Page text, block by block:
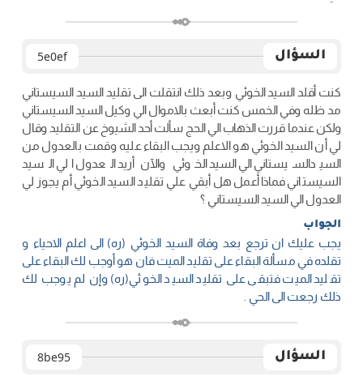
السؤال 5e0ef
كنت أقلد السيد الخوئي وبعد ذلك انتقلت الى تقليد السيد السيستاني
مد ظله وفي الخمس كنت أبعث بالاموال الي وكيل السيد السيستاني
ولكن عندما قررت الذهاب الي الحج سألت أحد الشيوخ عن التقليد وقال
لي أن السيد الخوئي هو الاعلم ويجب البقاء عليه وقمت بالعدول من
السيدالسيستاني الي السيد الخوئي والآن أريد العدول الي السيد
السيستاني فماذا أعمل هل أبقي علي تقليد السيد الخوئي أم يجوز لي
العدول الي السيد السيستاني ؟
الجواب
يجب عليك ان ترجع بعد وفاة السيد الخوئي (ره) الى اعلم الاحياء و
تقلده في مسألة البقاء على تقليد الميت فان هو أوجب لك البقاء على
تقليد الميت فتبقى على تقليد السيد الخوئي(ره) وإن لم يوجب لك
ذلك رجعت الى الحي .
السؤال 8be95